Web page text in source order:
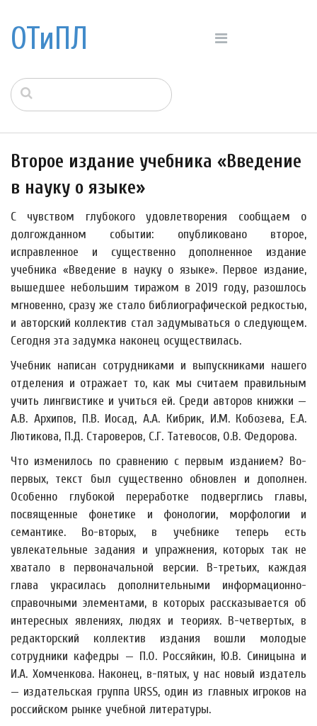
ОТиПЛ
Второе издание учебника «Введение
в науку о языке»
С чувством глубокого удовлетворения сообщаем о
долгожданном событии: опубликовано второе,
исправленное и существенно дополненное издание
учебника «Введение в науку о языке». Первое издание,
вышедшее небольшим тиражом в 2019 году, разошлось
мгновенно, сразу же стало библиографической редкостью,
и авторский коллектив стал задумываться о следующем.
Сегодня эта задумка наконец осуществилась.
Учебник написан сотрудниками и выпускниками нашего
отделения и отражает то, как мы считаем правильным
учить лингвистике и учиться ей. Среди авторов книжки —
А.В. Архипов, П.В. Иосад, А.А. Кибрик, И.М. Кобозева, Е.А.
Лютикова, П.Д. Староверов, С.Г. Татевосов, О.В. Федорова.
Что изменилось по сравнению с первым изданием? Во-
первых, текст был существенно обновлен и дополнен.
Особенно глубокой переработке подверглись главы,
посвященные фонетике и фонологии, морфологии и
семантике. Во-вторых, в учебнике теперь есть
увлекательные задания и упражнения, которых так не
хватало в первоначальной версии. В-третьих, каждая
глава украсилась дополнительными информационно-
справочными элементами, в которых рассказывается об
интересных явлениях, людях и теориях. В-четвертых, в
редакторский коллектив издания вошли молодые
сотрудники кафедры — П.О. Россяйкин, Ю.В. Синицына и
И.А. Хомченкова. Наконец, в-пятых, у нас новый издатель
— издательская группа URSS, один из главных игроков на
российском рынке учебной литературы.